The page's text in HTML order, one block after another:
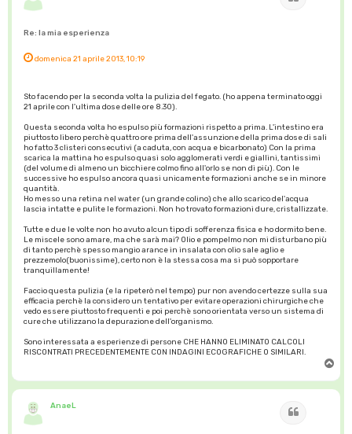
Re: la mia esperienza
domenica 21 aprile 2013, 10:19
Sto facendo per la seconda volta la pulizia del fegato. (ho appena terminato oggi
21 aprile con l'ultima dose delle ore 8.30).
Questa seconda volta ho espulso più formazioni rispetto a prima. L'intestino era
piuttosto libero perchè quattro ore prima dell'assunzione della prima dose di sali
ho fatto 3 clisteri consecutivi (a caduta, con acqua e bicarbonato) Con la prima
scarica la mattina ho espulso quasi solo agglomerati verdi e giallini, tantissimi
(del volume di almeno un bicchiere colmo fino all'orlo se non di più). Con le
successive ho espulso ancora quasi unicamente formazioni anche se in minore
quantità.
Ho messo una retina nel water (un grande colino) che allo scarico del'acqua
lascia intatte e pulite le formazioni. Non ho trovato formazioni dure, cristallizzate.
Tutte e due le volte non ho avuto alcun tipo di sofferenza fisica e ho dormito bene.
Le miscele sono amare, ma che sarà mai? Olio e pompelmo non mi disturbano più
di tanto perchè spesso mangio arance in insalata con olio sale aglio e
prezzemolo(buonissime), certo non è la stessa cosa ma si può sopportare
tranquillamente!
Faccio questa pulizia (e la ripeterò nel tempo) pur non avendo certezze sulla sua
efficacia perchè la considero un tentativo per evitare operazioni chirurgiche che
vedo essere piuttosto frequenti e poi perchè sono orientata verso un sistema di
cure che utilizzano la depurazione dell'organismo.
Sono interessata a esperienze di persone CHE HANNO ELIMINATO CALCOLI
RISCONTRATI PRECEDENTEMENTE CON INDAGINI ECOGRAFICHE O SIMILARI.
p
AnaeL